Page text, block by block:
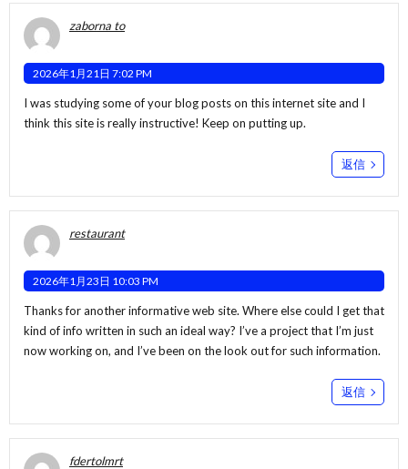
zaborna to
2026年1月21日 7:02 PM
I was studying some of your blog posts on this internet site and I
think this site is really instructive! Keep on putting up.
返信
restaurant
2026年1月23日 10:03 PM
Thanks for another informative web site. Where else could I get that
kind of info written in such an ideal way? I’ve a project that I’m just
now working on, and I’ve been on the look out for such information.
返信
fdertolmrt